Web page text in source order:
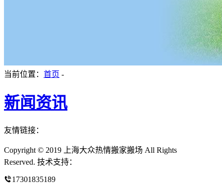
当前位置： 首页 -
新闻资讯
友情链接：
Copyright © 2019 上海大众热情搬家搬场 All Rights
Reserved. 技术支持：
17301835189